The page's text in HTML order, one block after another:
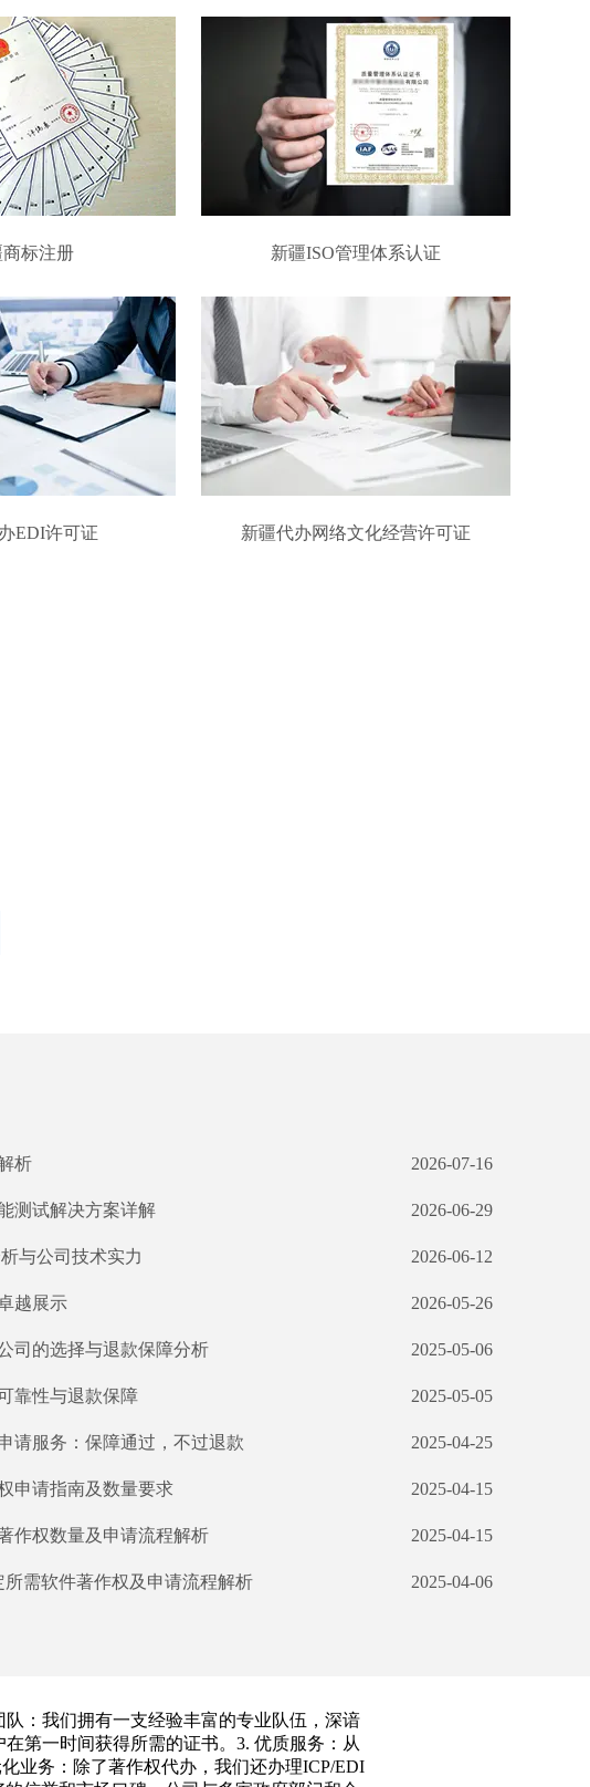
商标注册 新疆ISO管理体系认证
EDI许可证 新疆代办网络文化经营许可证
析 2026-07-16
测试解决方案详解 2026-06-29
与公司技术实力 2026-06-12
越展示 2026-05-26
司的选择与退款保障分析 2025-05-06
靠性与退款保障​​ 2025-05-05
请服务：保障通过，不过退款 2025-04-25
申请指南及数量要求 2025-04-15
作权数量及申请流程解析 2025-04-15
需软件著作权及申请流程解析 2025-04-06
：我们拥有一支经验丰富的专业队伍，深谙
第一时间获得所需的证书。3. 优质服务：从
业务：除了著作权代办，我们还办理ICP/EDI